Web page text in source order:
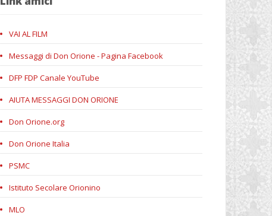
VAI AL FILM
Messaggi di Don Orione - Pagina Facebook
DFP FDP Canale YouTube
AIUTA MESSAGGI DON ORIONE
Don Orione.org
Don Orione Italia
PSMC
Istituto Secolare Orionino
MLO